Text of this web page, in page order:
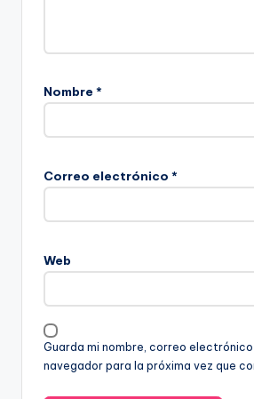
Nombre *
Correo electrónico *
Web
Guarda mi nombre, correo
navegador para la próxima vez que